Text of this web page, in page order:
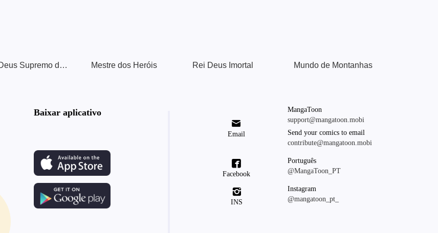
O Deus Supremo da Alquimia Mestre dos Heróis Rei Deus Imortal Mundo de Montanhas
Baixar aplicativo

Email
MangaToon
support@mangatoon.mobi
Send your comics to email
contribute@mangatoon.mobi

Facebook
Português
@MangaToon_PT

INS
Instagram
@mangatoon_pt_